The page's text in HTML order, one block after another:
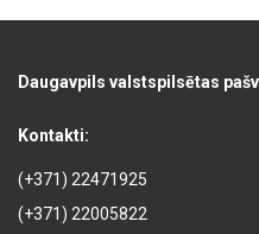
Daugavpils valstspilsētas
Kontakti:
(+371) 22471925
(+371) 22005822